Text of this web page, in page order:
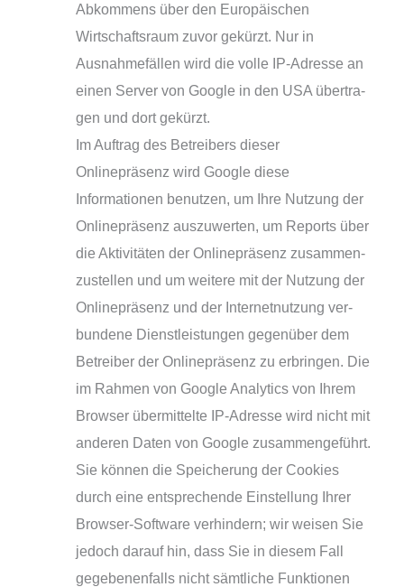
Abkommens über den Europäischen
Wirtschaftsraum zuvor gekürzt. Nur in
Ausnahmefällen wird die vol­le IP-Adresse an
einen Server von Google in den USA über­tra­
gen und dort gekürzt.
Im Auftrag des Betreibers die­ser
Onlinepräsenz wird Google die­se
Informationen benut­zen, um Ihre Nutzung der
Onlinepräsenz aus­zu­wer­ten, um Reports über
die Aktivitäten der Onlinepräsenz zusam­men­
zu­stel­len und um wei­te­re mit der Nutzung der
Onlinepräsenz und der Internetnutzung ver­
bun­de­ne Dienstleistungen gegen­über dem
Betreiber der Onlinepräsenz zu erbrin­gen. Die
im Rahmen von Google Analytics von Ihrem
Browser über­mit­tel­te IP-Adresse wird nicht mit
ande­ren Daten von Google zusam­men­ge­führt.
Sie kön­nen die Speicherung der Cookies
durch eine ent­spre­chen­de Einstellung Ihrer
Browser-Software ver­hin­dern; wir wei­sen Sie
jedoch dar­auf hin, dass Sie in die­sem Fall
gege­be­nen­falls nicht sämt­li­che Funktionen